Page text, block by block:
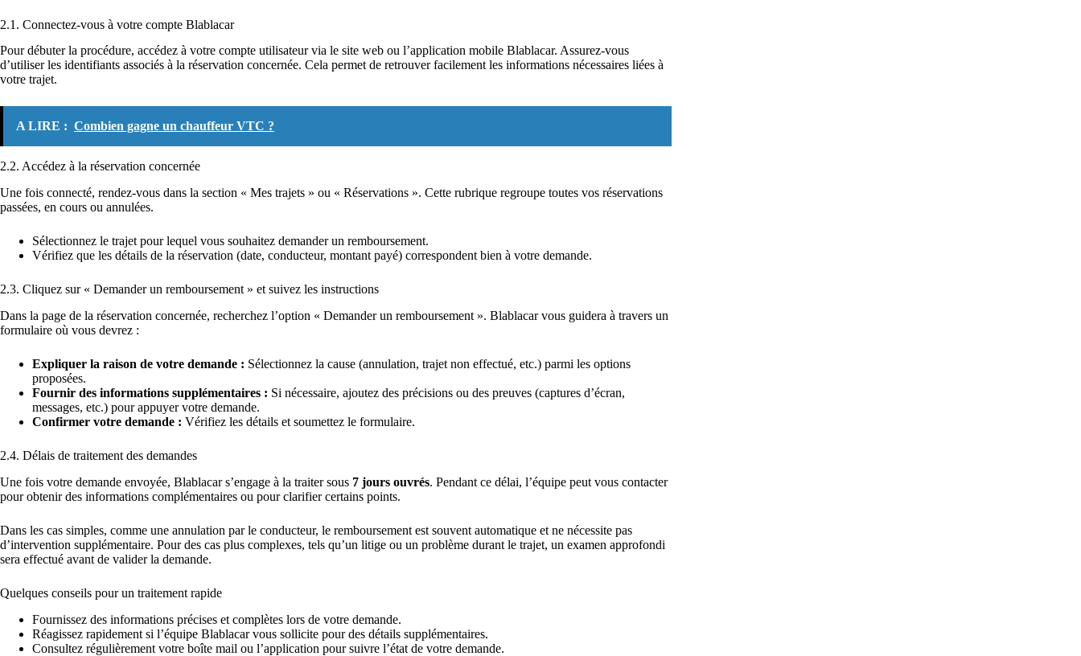
2.1. Connectez-vous à votre compte Blablacar
Pour débuter la procédure, accédez à votre compte utilisateur via le site web ou l’application mobile Blablacar. Assurez-vous
d’utiliser les identifiants associés à la réservation concernée. Cela permet de retrouver facilement les informations nécessaires liées à
votre trajet.
A LIRE : Combien gagne un chauffeur VTC ?
2.2. Accédez à la réservation concernée
Une fois connecté, rendez-vous dans la section « Mes trajets » ou « Réservations ». Cette rubrique regroupe toutes vos réservations
passées, en cours ou annulées.
Sélectionnez le trajet pour lequel vous souhaitez demander un remboursement.
Vérifiez que les détails de la réservation (date, conducteur, montant payé) correspondent bien à votre demande.
2.3. Cliquez sur « Demander un remboursement » et suivez les instructions
Dans la page de la réservation concernée, recherchez l’option « Demander un remboursement ». Blablacar vous guidera à travers un
formulaire où vous devrez :
Expliquer la raison de votre demande : Sélectionnez la cause (annulation, trajet non effectué, etc.) parmi les options
proposées.
Fournir des informations supplémentaires : Si nécessaire, ajoutez des précisions ou des preuves (captures d’écran,
messages, etc.) pour appuyer votre demande.
Confirmer votre demande : Vérifiez les détails et soumettez le formulaire.
2.4. Délais de traitement des demandes
Une fois votre demande envoyée, Blablacar s’engage à la traiter sous 7 jours ouvrés. Pendant ce délai, l’équipe peut vous contacter
pour obtenir des informations complémentaires ou pour clarifier certains points.
Dans les cas simples, comme une annulation par le conducteur, le remboursement est souvent automatique et ne nécessite pas
d’intervention supplémentaire. Pour des cas plus complexes, tels qu’un litige ou un problème durant le trajet, un examen approfondi
sera effectué avant de valider la demande.
Quelques conseils pour un traitement rapide
Fournissez des informations précises et complètes lors de votre demande.
Réagissez rapidement si l’équipe Blablacar vous sollicite pour des détails supplémentaires.
Consultez régulièrement votre boîte mail ou l’application pour suivre l’état de votre demande.